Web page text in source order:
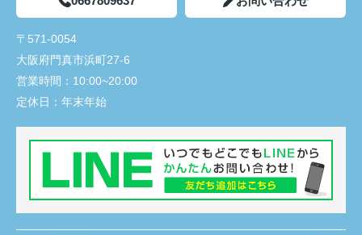
〒571-0054
大阪府門真市浜町27-6
営業時間： 10:00~20:00
定休日： 年末年始